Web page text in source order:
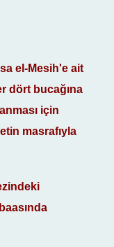
el-Mesih'e ait
dört bucağına
için
masrafıyla